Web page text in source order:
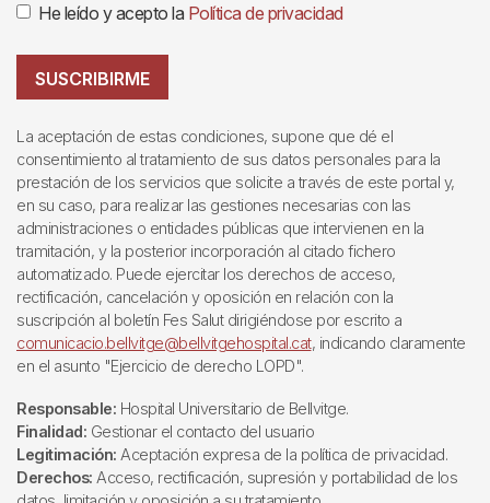
He leído y acepto la Política de privacidad
SUSCRIBIRME
La aceptación de estas condiciones, supone que dé el
consentimiento al tratamiento de sus datos personales para la
prestación de los servicios que solicite a través de este portal y,
en su caso, para realizar las gestiones necesarias con las
administraciones o entidades públicas que intervienen en la
tramitación, y la posterior incorporación al citado fichero
automatizado. Puede ejercitar los derechos de acceso,
rectificación, cancelación y oposición en relación con la
suscripción al boletín Fes Salut dirigiéndose por escrito a
comunicacio.bellvitge@bellvitgehospital.cat, indicando claramente
en el asunto "Ejercicio de derecho LOPD".
Responsable: Hospital Universitario de Bellvitge.
Finalidad: Gestionar el contacto del usuario
Legitimación: Aceptación expresa de la política de privacidad.
Derechos: Acceso, rectificación, supresión y portabilidad de los